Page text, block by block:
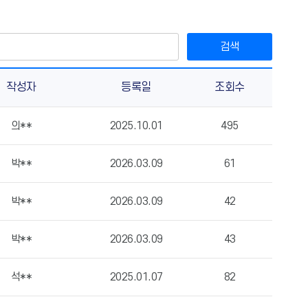
검색
작성자 등록일 조회수
의** 2025.10.01 495
박** 2026.03.09 61
박** 2026.03.09 42
박** 2026.03.09 43
석** 2025.01.07 82